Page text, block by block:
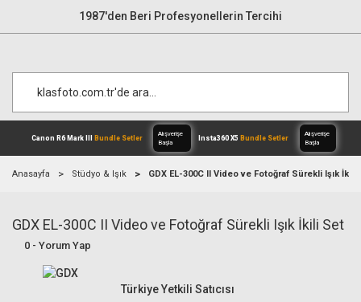
1987'den Beri Profesyonellerin Tercihi
Canon R6 Mark IIIBundle Setler
Alışverişe
Anasayfa Stüdyo & Işık GDX EL-300C II Video ve Fotoğraf Sürekli Işık İkili
GDX EL-300C II Video ve Fotoğraf Sürekli Işık İkili Set
0 - Yorum Yap
Türkiye Yetkili Satıcısı